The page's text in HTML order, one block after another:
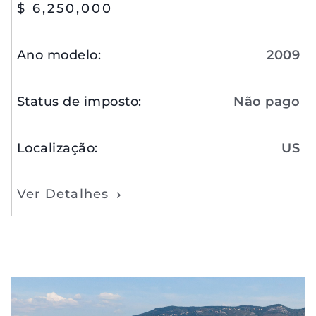
$ 6,250,000
Ano modelo: 2009
Status de imposto: Não pago
Localização: US
Ver Detalhes